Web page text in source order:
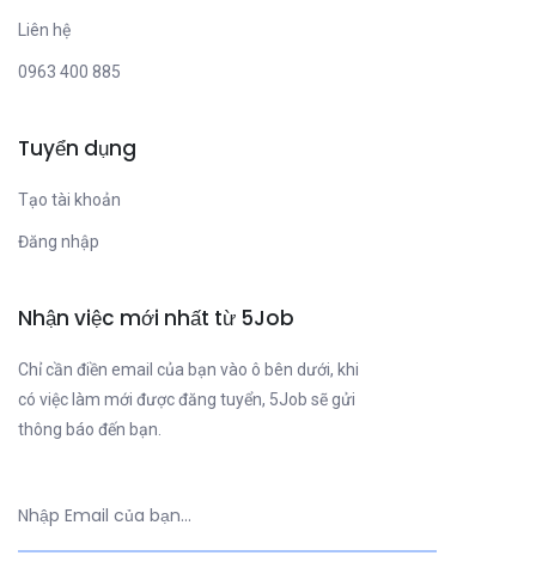
Liên hệ
0963 400 885
Tuyển dụng
Tạo tài khoản
Đăng nhập
Nhận việc mới nhất từ 5Job
Chỉ cần điền email của bạn vào ô bên dưới, khi
có việc làm mới được đăng tuyển, 5Job sẽ gửi
thông báo đến bạn.